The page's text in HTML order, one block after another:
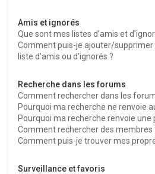
Amis et ignorés
Que sont mes listes d’amis et
Comment puis-je ajouter/supprimer
liste d’amis ou d’ignorés ?
Recherche dans les forums
Comment rechercher dans les
Pourquoi ma recherche ne renvoie
Pourquoi ma recherche renvoie une
Comment rechercher des membres
Comment puis-je trouver mes
Surveillance et favoris